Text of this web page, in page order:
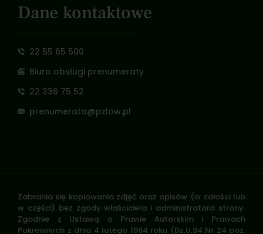
Dane kontaktowe
22 55 65 500
Biuro obsługi prenumeraty
22 336 75 52
prenumerata@pzlow.pl
Zabrania się kopiowania zdjęć oraz opisów (w całości lub
w części) bez zgody właściciela i administratora strony.
Zgodnie z Ustawą o Prawie Autorskim i Prawach
Pokrewnych z dnia 4 lutego 1994 roku (Dz.U.94 Nr 24 poz.